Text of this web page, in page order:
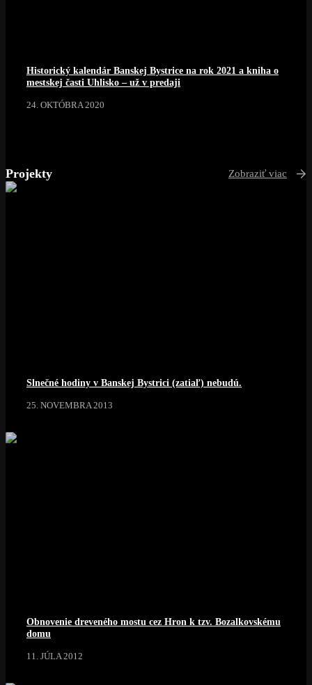
Historický kalendár Banskej Bystrice na rok 2021 a kniha o
mestskej časti Uhlisko – už v predaji
24. OKTÓBRA 2020
Projekty Zobraziť viac
Slnečné hodiny v Banskej Bystrici (zatiaľ) nebudú.
25. NOVEMBRA 2013
Obnovenie dreveného mostu cez Hron k tzv. Bozalkovskému
domu
11. JÚLA 2012